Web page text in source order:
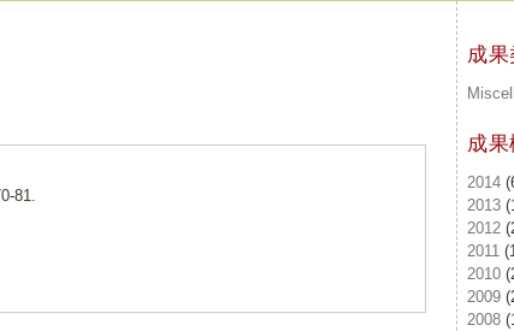
81.
成果
成
2014
2013
2012
2011
2010
2009
2008